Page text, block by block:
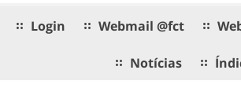
Login Webmail @fct
Notícias